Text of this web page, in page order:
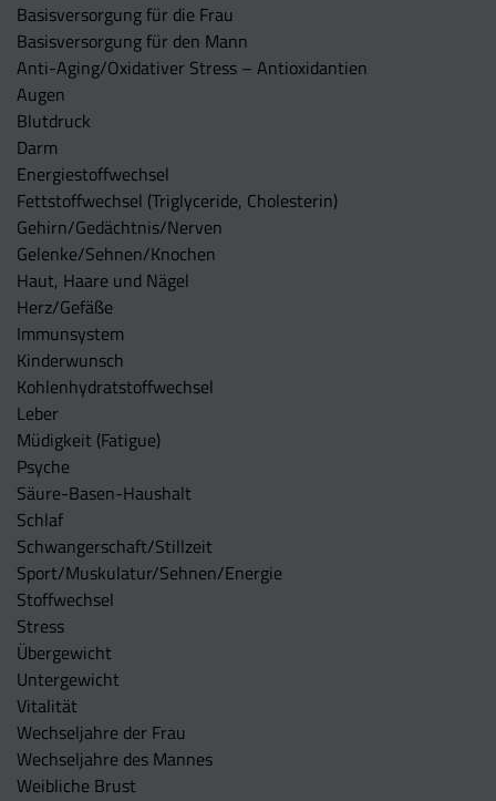
Basisversorgung für die Frau
Basisversorgung für den Mann
Anti-Aging/Oxidativer Stress – Antioxidantien
Augen
Blutdruck
Darm
Energiestoffwechsel
Fettstoffwechsel (Triglyceride, Cholesterin)
Gehirn/Gedächtnis/Nerven
Gelenke/Sehnen/Knochen
Haut, Haare und Nägel
Herz/Gefäße
Immunsystem
Kinderwunsch
Kohlenhydratstoffwechsel
Leber
Müdigkeit (Fatigue)
Psyche
Säure-Basen-Haushalt
Schlaf
Schwangerschaft/Stillzeit
Sport/Muskulatur/Sehnen/Energie
Stoffwechsel
Stress
Übergewicht
Untergewicht
Vitalität
Wechseljahre der Frau
Wechseljahre des Mannes
Weibliche Brust